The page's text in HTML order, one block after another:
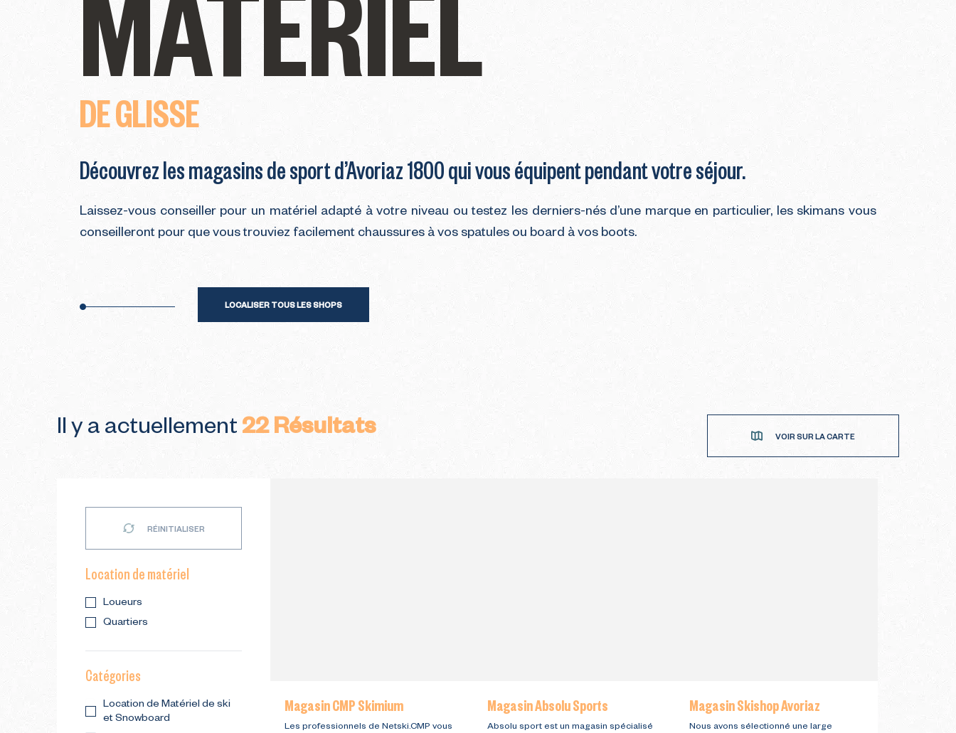
DE GLISSE
Découvrez les magasins de sport d’Avoriaz 1800 qui vous équipent pendant votre séjour.
Laissez-vous conseiller pour un matériel adapté à votre niveau ou testez les derniers-nés d’une marque en particulier, les skimans vous
conseilleront pour que vous trouviez facilement chaussures à vos spatules ou board à vos boots.
LOCALISER TOUS LES SHOPS
Il y a actuellement 22Résultats VOIR SUR LA CARTE
RÉINITIALISER
Location de matériel
Loueurs
Quartiers
Catégories
Location de Matériel de ski
et Snowboard
Magasin CMP Skimium
Les professionnels de Netski.CMP vous
Magasin Absolu Sports
Absolu sport est un magasin spécialisé
Magasin Skishop Avoriaz
Nous avons sélectionné une large